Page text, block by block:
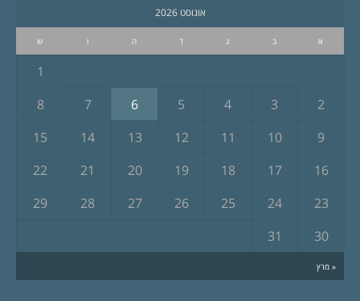
אוגוסט 2026
א ב ג ד ה ו ש
« מרץ
1
2
3
4
5
6
7
8
9
10
11
12
13
14
15
16
17
18
19
20
21
22
23
24
25
26
27
28
29
30
31